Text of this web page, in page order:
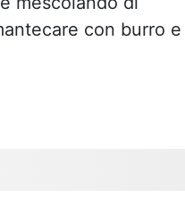
con burro e